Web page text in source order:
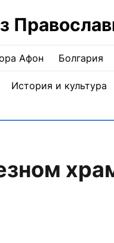
Афон Болгария
История и культура